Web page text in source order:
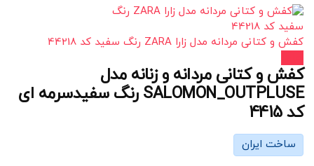
کفش و کتانی مردانه مدل زارا ZARA رنگ سفید کد 44218
کفش و کتانی مردانه و زنانه مدل
SALOMON_OUTPLUSE رنگ سفیدسرمه ای
کد 4415
ساخت ایران